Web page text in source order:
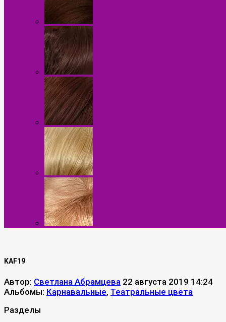
KAF19
Автор: Светлана Абрамцева 22 августа 2019 14:24
Альбомы: Карнавальные, Театральные цвета
Разделы